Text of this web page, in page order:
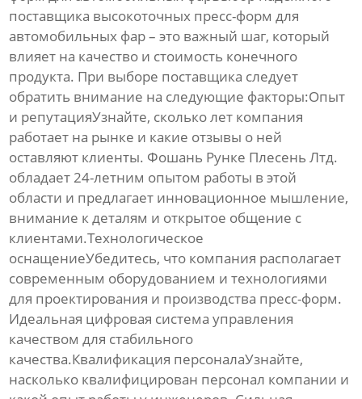
поставщика высокоточных пресс-форм для
автомобильных фар– это важный шаг, который
влияет на качество и стоимость конечного
продукта. При выборе поставщика следует
обратить внимание на следующие факторы:Опыт
и репутацияУзнайте, сколько лет компания
работает на рынке и какие отзывы о ней
оставляют клиенты. Фошань Рунке Плесень Лтд.
обладает 24-летним опытом работы в этой
области и предлагает инновационное мышление,
внимание к деталям и открытое общение с
клиентами.Технологическое
оснащениеУбедитесь, что компания располагает
современным оборудованием и технологиями
для проектирования и производства пресс-форм.
Идеальная цифровая система управления
качеством для стабильного
качества.Квалификация персоналаУзнайте,
насколько квалифицирован персонал компании и